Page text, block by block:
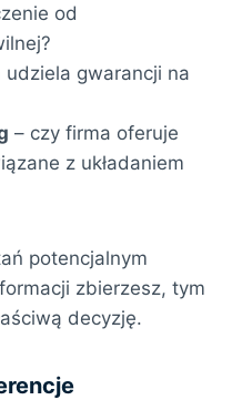
od
udziela gwarancji na
– czy firma oferuje
z układaniem
potencjalnym
zbierzesz, tym
decyzję.